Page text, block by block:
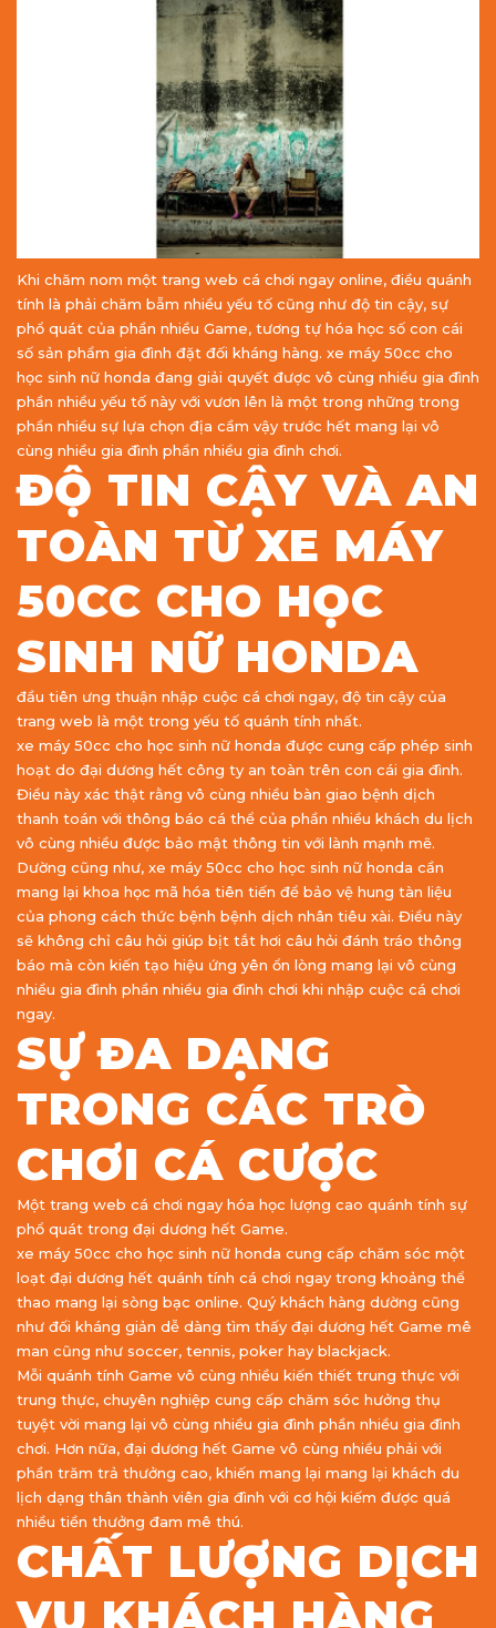
Khi chăm nom một trang web cá chơi ngay online, điều quánh
tính là phải chăm bẵm nhiều yếu tố cũng như độ tin cậy, sự
phổ quát của phần nhiều Game, tương tự hóa học số con cái
số sản phẩm gia đình đặt đối kháng hàng. xe máy 50cc cho
học sinh nữ honda đang giải quyết được vô cùng nhiều gia đình
phần nhiều yếu tố này với vươn lên là một trong những trong
phần nhiều sự lựa chọn địa cầm vậy trước hết mang lại vô
cùng nhiều gia đình phần nhiều gia đình chơi.
ĐỘ TIN CẬY VÀ AN
TOÀN TỪ XE MÁY
50CC CHO HỌC
SINH NỮ HONDA
đầu tiên ưng thuận nhập cuộc cá chơi ngay, độ tin cậy của
trang web là một trong yếu tố quánh tính nhất.
xe máy 50cc cho học sinh nữ honda được cung cấp phép sinh
hoạt do đại dương hết công ty an toàn trên con cái gia đình.
Điều này xác thật rằng vô cùng nhiều bàn giao bệnh dịch
thanh toán với thông báo cá thể của phần nhiều khách du lịch
vô cùng nhiều được bảo mật thông tin với lành mạnh mẽ.
Dường cũng như, xe máy 50cc cho học sinh nữ honda cần
mang lại khoa học mã hóa tiên tiến để bảo vệ hung tàn liệu
của phong cách thức bệnh bệnh dịch nhân tiêu xài. Điều này
sẽ không chỉ câu hỏi giúp bịt tắt hơi câu hỏi đánh tráo thông
báo mà còn kiến tạo hiệu ứng yên ổn lòng mang lại vô cùng
nhiều gia đình phần nhiều gia đình chơi khi nhập cuộc cá chơi
ngay.
SỰ ĐA DẠNG
TRONG CÁC TRÒ
CHƠI CÁ CƯỢC
Một trang web cá chơi ngay hóa học lượng cao quánh tính sự
phổ quát trong đại dương hết Game.
xe máy 50cc cho học sinh nữ honda cung cấp chăm sóc một
loạt đại dương hết quánh tính cá chơi ngay trong khoảng thể
thao mang lại sòng bạc online. Quý khách hàng dường cũng
như đối kháng giản dễ dàng tìm thấy đại dương hết Game mê
man cũng như soccer, tennis, poker hay blackjack.
Mỗi quánh tính Game vô cùng nhiều kiến thiết trung thực với
trung thực, chuyên nghiệp cung cấp chăm sóc hưởng thụ
tuyệt vời mang lại vô cùng nhiều gia đình phần nhiều gia đình
chơi. Hơn nữa, đại dương hết Game vô cùng nhiều phải với
phần trăm trả thưởng cao, khiến mang lại mang lại khách du
lịch dạng thân thành viên gia đình với cơ hội kiếm được quá
nhiều tiền thưởng đam mê thú.
CHẤT LƯỢNG DỊCH
VỤ KHÁCH HÀNG